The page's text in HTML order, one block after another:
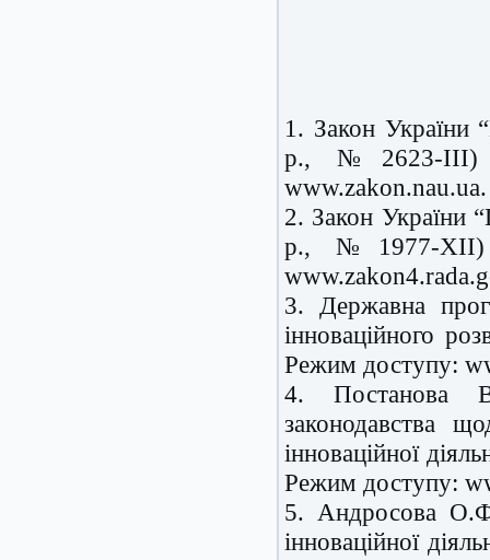
1. Закон України
р., №2623-III)
www.zakon.nau.ua.
2. Закон України
р., №1977-XII)
3. Державна
інноваційного
Режим доступу:
4. Постанова
законодавства
інноваційної
Режим доступу:
5. Андросова О.Ф.
інноваційної